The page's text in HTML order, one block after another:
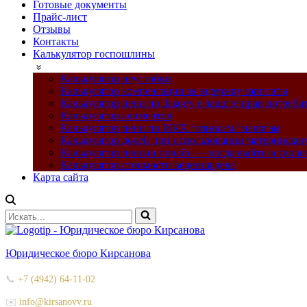
Готовые документы
Прайс-лист
Отзывы
Контакты
Калькулятор госпошлины
Калькулятор неустойки
Калькулятор компенсации за задержку зарплаты
Калькулятор пени по Закону о защите прав
Калькулятор алиментов
Калькулятор пени по ЖКХ / взносам / налогам
Калькулятор долей при использовании
Калькулятор пенсии онлайн — когда выйти и
Калькулятор стоимости ведения дела
Карта сайта
Искать...
Юридическое бюро Кирсанова
📞 +7 (4942) 64-11-02
✉️ info@kirsanovv.ru